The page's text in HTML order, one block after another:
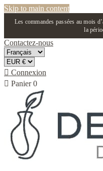
Skip to main content
Les commandes passées au mois
la
Contactez-nous
 Connexion
 Panier 0